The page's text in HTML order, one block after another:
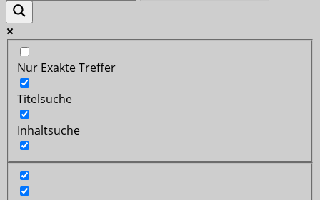
Nur Exakte Treffer
Titelsuche
Inhaltsuche